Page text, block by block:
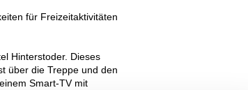
für Freizeitaktivitäten
Hinterstoder. Dieses
über die Treppe und den
Smart-TV mit